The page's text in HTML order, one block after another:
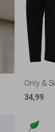
Only &
34,99